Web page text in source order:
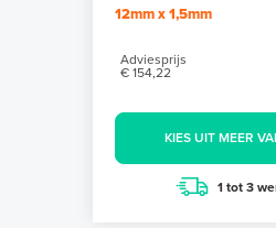
12mm x 1,5mm
Adviesprijs
€ 154,22
KIES UIT MEER
1 tot 3